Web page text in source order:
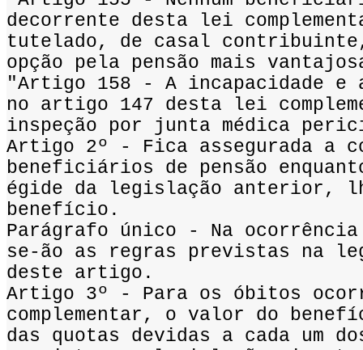
decorrente desta lei
tutelado, de casal
opção pela pensão mais
"Artigo 158 - A incapacidade
no artigo 147 desta lei
inspeção por junta médica
Artigo 2º - Fica assegurada a
beneficiários de pensão
égide da legislação anterior,
benefício.
Parágrafo único - Na
se-ão as regras previstas na
deste artigo.
Artigo 3º - Para os óbitos
complementar, o valor do
das quotas devidas a cada um